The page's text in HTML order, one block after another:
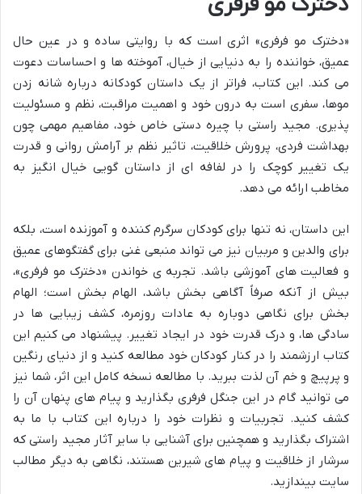
«دخترک مو فرفری» اثری است که با روایتی ساده و در عین حال
عمیق، خواننده را به دنیایی از خیال، آموخته ها و احساسات دعوت
می کند. این کتاب، فراتر از یک داستان کودکانه درباره شانه زدن
موها، سفری است به درون خود و اهمیت مراقبت، نظم و مسئولیت
پذیری. مجید راستی با چیره دستی خاص خود، مفاهیم مهمی چون
بهداشت فردی، پرورش خلاقیت، تاثیر نظم بر آرامش روانی و قدرت
یک تغییر کوچک را در لفافه ای از داستان گویی خیال انگیز به
مخاطب ارائه می دهد.
این داستان، نه تنها برای کودکان سرگرم کننده و آموزنده است، بلکه
برای والدین و مربیان نیز می تواند منبعی غنی برای گفتگوهای عمیق
و فعالیت های آموزشی باشد. تجربه ی خواندن «دخترک مو فرفری»،
بیش از آنکه صرفاً آگاهی بخش باشد، الهام بخش است؛ الهام
بخش برای نگاهی دوباره به عادات روزمره، کشف زیبایی ها در
سادگی ها، و درک قدرت خود در ایجاد تغییر. پیشنهاد می کنیم این
کتاب ارزشمند را در کنار کودکان خود مطالعه کنید و از دنیای رنگین
و پرپیچ و خم آن لذت ببرید. با مطالعه نسخه کامل این اثر، شما نیز
می توانید گام در این جنگل فرفری بگذارید و پیام های پنهان آن را
کشف کنید. تجربیات و نظرات خود را درباره این کتاب با ما به
اشتراک بگذارید و همچنین برای آشنایی با سایر آثار مجید راستی که
سرشار از خلاقیت و پیام های شیرین هستند، نگاهی به دیگر مطالب
سایت بیندازید.